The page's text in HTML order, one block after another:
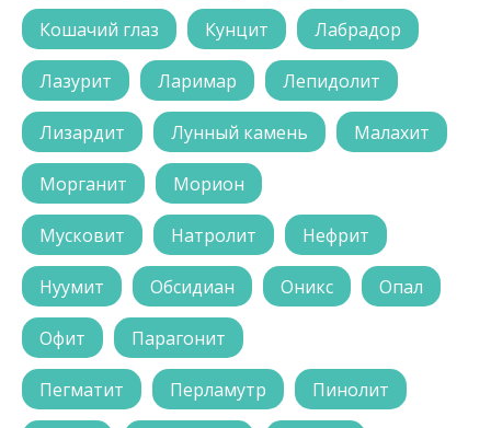
Кошачий глаз Кунцит Лабрадор
Лазурит Ларимар Лепидолит
Лизардит Лунный камень Малахит
Морганит Морион
Мусковит Натролит Нефрит
Нуумит Обсидиан Оникс Опал
Офит Парагонит
Пегматит Перламутр Пинолит